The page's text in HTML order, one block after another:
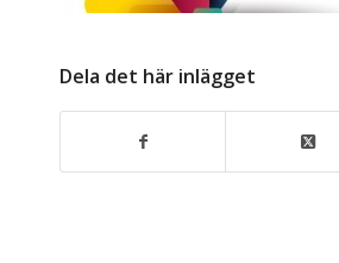
Dela det här inlägget